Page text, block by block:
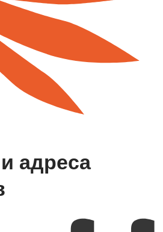
адреса